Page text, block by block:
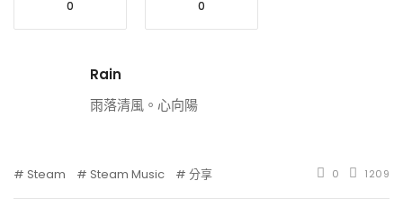
0 0
Rain
雨落清風。心向陽
Steam Steam Music 分享 0 1209